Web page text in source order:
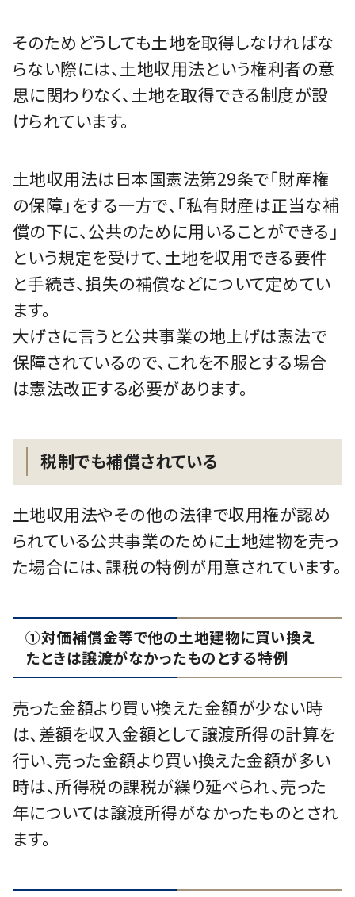
そのためどうしても土地を取得しなければな
らない際には、土地収用法という権利者の意
思に関わりなく、土地を取得できる制度が設
けられています。
土地収用法は日本国憲法第29条で「財産権
の保障」をする一方で、「私有財産は正当な補
償の下に、公共のために用いることができる」
という規定を受けて、土地を収用できる要件
と手続き、損失の補償などについて定めてい
ます。
大げさに言うと公共事業の地上げは憲法で
保障されているので、これを不服とする場合
は憲法改正する必要があります。
税制でも補償されている
土地収用法やその他の法律で収用権が認め
られている公共事業のために土地建物を売っ
た場合には、課税の特例が用意されています。
①対価補償金等で他の土地建物に買い換え
たときは譲渡がなかったものとする特例
売った金額より買い換えた金額が少ない時
は、差額を収入金額として譲渡所得の計算を
行い、売った金額より買い換えた金額が多い
時は、所得税の課税が繰り延べられ、売った
年については譲渡所得がなかったものとされ
ます。